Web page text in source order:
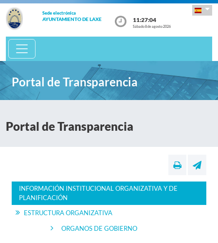
Sede electrónica
AYUNTAMIENTO DE LAXE 11:27:04
Sábado 8 de agosto 2026
Portal de Transparencia
Portal de Transparencia
INFORMACIÓN INSTITUCIONAL ORGANIZATIVA Y DE
PLANIFICACIÓN
ESTRUCTURA ORGANIZATIVA
ORGANOS DE GOBIERNO